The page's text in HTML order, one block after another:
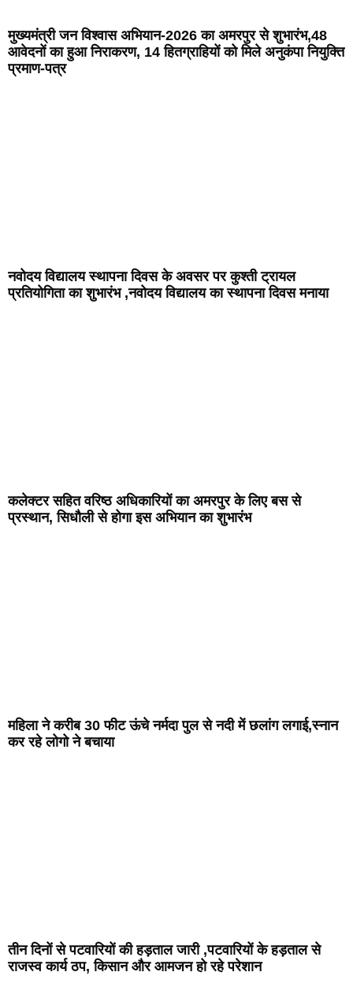
मुख्यमंत्री जन विश्वास अभियान-2026 का अमरपुर से शुभारंभ,48
आवेदनों का हुआ निराकरण, 14 हितग्राहियों को मिले अनुकंपा नियुक्ति
प्रमाण-पत्र
नवोदय विद्यालय स्थापना दिवस के अवसर पर कुश्ती ट्रायल
प्रतियोगिता का शुभारंभ ,नवोदय विद्यालय का स्थापना दिवस मनाया
कलेक्टर सहित वरिष्ठ अधिकारियों का अमरपुर के लिए बस से
प्रस्थान, सिधौली से होगा इस अभियान का शुभारंभ
महिला ने करीब 30 फीट ऊंचे नर्मदा पुल से नदी में छलांग लगाई,स्नान
कर रहे लोगो ने बचाया
तीन दिनों से पटवारियों की हड़ताल जारी ,पटवारियों के हड़ताल से
राजस्व कार्य ठप, किसान और आमजन हो रहे परेशान